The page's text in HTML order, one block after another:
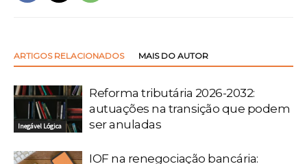
ARTIGOS RELACIONADOS MAIS DO AUTOR
Inegável Lógica
Reforma tributária 2026-2032:
autuações na transição que podem
ser anuladas
IOF na renegociação bancária: